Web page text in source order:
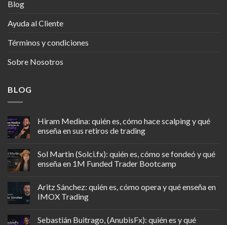
Blog
Ayuda al Cliente
Términos y condiciones
Sobre Nosotros
BLOG
Hiram Medina: quién es, cómo hace scalping y qué
enseña en sus retiros de trading
Sol Martin (Solci.fx): quién es, cómo se fondeó y qué
enseña en 1M Funded Trader Bootcamp
Aritz Sánchez: quién es, cómo opera y qué enseña en
IMOX Trading
Sebastián Buitrago, (AnubisFx): quién es y qué